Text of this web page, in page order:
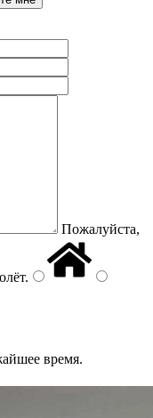
Пожалуйста,
.
время.